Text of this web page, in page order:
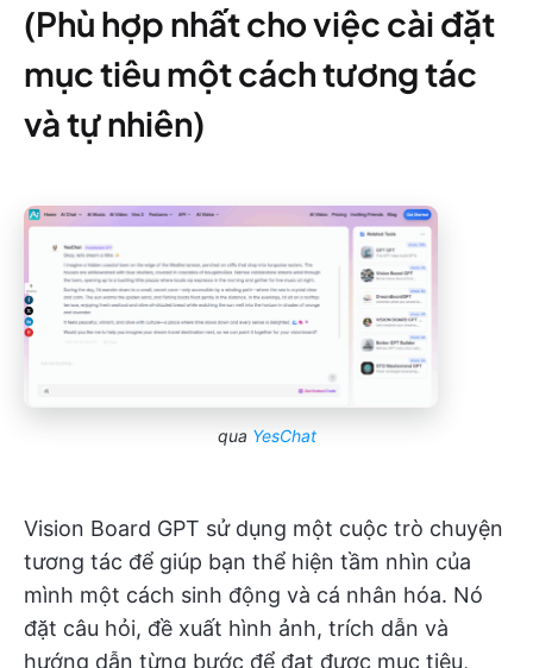
(Phù hợp nhất cho việc cài đặt
mục tiêu một cách tương tác
và tự nhiên)
qua YesChat
Vision Board GPT sử dụng một cuộc trò chuyện
tương tác để giúp bạn thể hiện tầm nhìn của
mình một cách sinh động và cá nhân hóa. Nó
đặt câu hỏi, đề xuất hình ảnh, trích dẫn và
hướng dẫn từng bước để đạt được mục tiêu,